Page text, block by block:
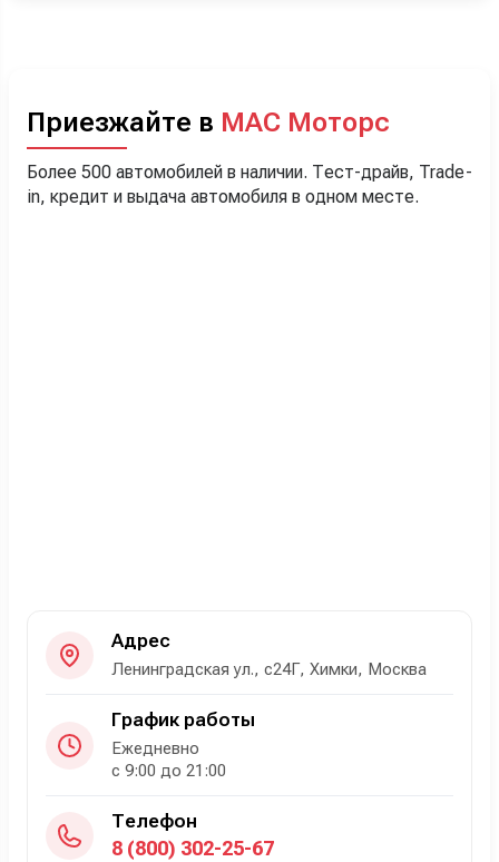
Приезжайте в МАС Моторс
Более 500 автомобилей в наличии. Тест-драйв, Trade-
in, кредит и выдача автомобиля в одном месте.
Адрес
Ленинградская ул., с24Г, Химки, Москва
График работы
Ежедневно
с 9:00 до 21:00
Телефон
8 (800) 302-25-67